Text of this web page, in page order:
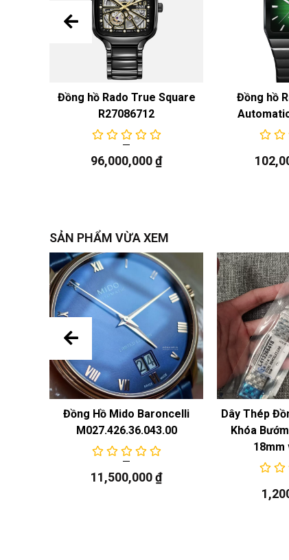
Đồng hồ Rado True Square
R27086712
96,000,000₫
Đồng hồ
SẢN PHẨM VỪA XEM
Đồng Hồ Mido Baroncelli
M027.426.36.043.00
11,500,000₫
Dây Thép
Khóa
18mm